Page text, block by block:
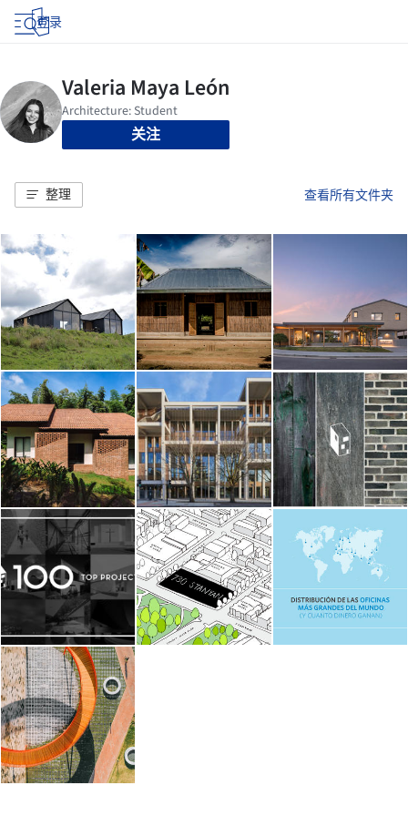
登录
关注
整理 查看所有文件夹